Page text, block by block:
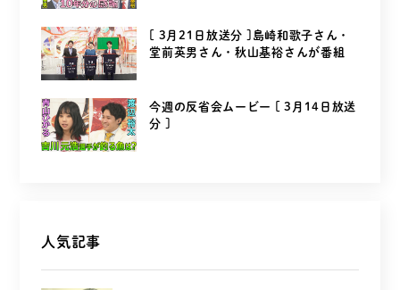
[ 3月21日放送分 ]島崎和歌子さん・
堂前英男さん・秋山基裕さんが番組
今週の反省会ムービー [ 3月14日放送
分 ]
人気記事